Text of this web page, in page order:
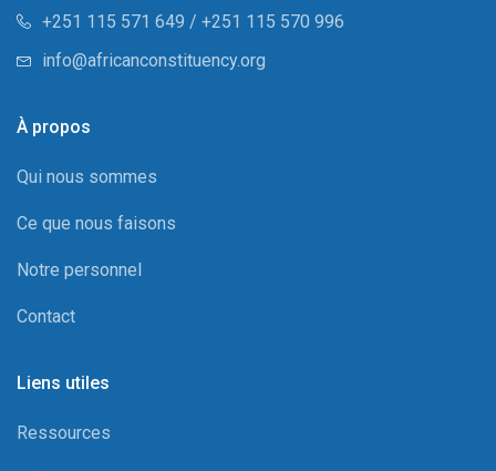
+251 115 571 649 / +251 115 570 996
info@africanconstituency.org
À propos
Qui nous sommes
Ce que nous faisons
Notre personnel
Contact
Liens utiles
Ressources